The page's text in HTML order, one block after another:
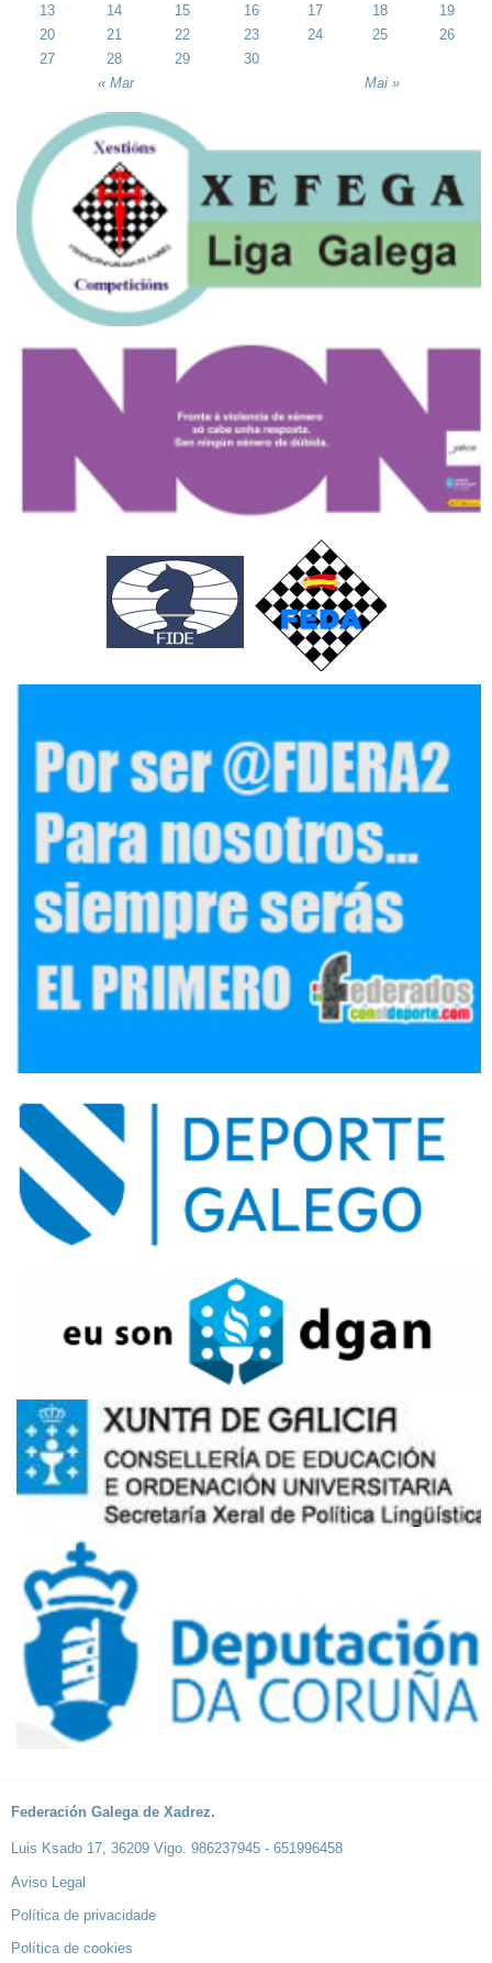
« Mar Mai »
13
14 15 16 17 18
19
20
21 22 23 24 25
26
27
28 29 30
Federación Galega de Xadrez.
Luis Ksado 17, 36209 Vigo. 986237945 - 651996458
Aviso Legal
Política de privacidade
Política de cookies